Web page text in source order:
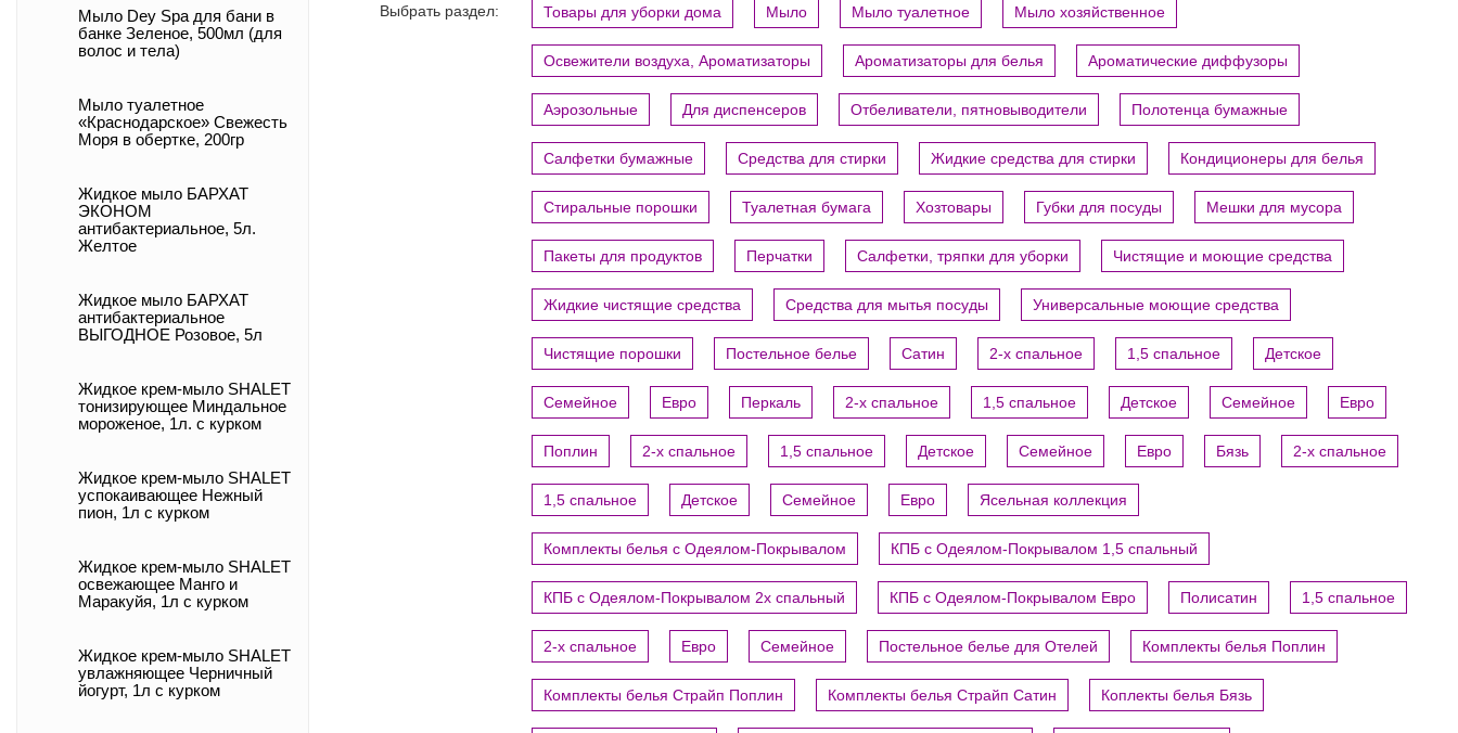
Мыло Dey Spa для бани в
банке Зеленое, 500мл (для
волос и тела)
Мыло туалетное
«Краснодарское» Свежесть
Моря в обертке, 200гр
Жидкое мыло БАРХАТ
ЭКОНОМ
антибактериальное, 5л.
Желтое
Жидкое мыло БАРХАТ
антибактериальное
ВЫГОДНОЕ Розовое, 5л
Жидкое крем-мыло SHALET
тонизирующее Миндальное
мороженое, 1л. с курком
Жидкое крем-мыло SHALET
успокаивающее Нежный
пион, 1л с курком
Жидкое крем-мыло SHALET
освежающее Манго и
Маракуйя, 1л с курком
Жидкое крем-мыло SHALET
увлажняющее Черничный
йогурт, 1л с курком
Выбрать раздел: Товары для уборки дома Мыло Мыло туалетное Мыло хозяйственное
Освежители воздуха, Ароматизаторы Ароматизаторы для белья Ароматические диффузоры
Аэрозольные Для диспенсеров Отбеливатели, пятновыводители Полотенца бумажные
Салфетки бумажные Средства для стирки Жидкие средства для стирки Кондиционеры для белья
Стиральные порошки Туалетная бумага Хозтовары Губки для посуды Мешки для мусора
Пакеты для продуктов Перчатки Салфетки, тряпки для уборки Чистящие и моющие средства
Жидкие чистящие средства Средства для мытья посуды Универсальные моющие средства
Чистящие порошки Постельное белье Сатин 2-х спальное 1,5 спальное Детское
Семейное Евро Перкаль 2-х спальное 1,5 спальное Детское Семейное Евро
Поплин 2-х спальное 1,5 спальное Детское Семейное Евро Бязь 2-х спальное
1,5 спальное Детское Семейное Евро Ясельная коллекция
Комплекты белья с Одеялом-Покрывалом КПБ с Одеялом-Покрывалом 1,5 спальный
КПБ с Одеялом-Покрывалом 2х спальный КПБ с Одеялом-Покрывалом Евро Полисатин 1,5 спальное
2-х спальное Евро Семейное Постельное белье для Отелей Комплекты белья Поплин
Комплекты белья Страйп Поплин Комплекты белья Страйп Сатин Коплекты белья Бязь